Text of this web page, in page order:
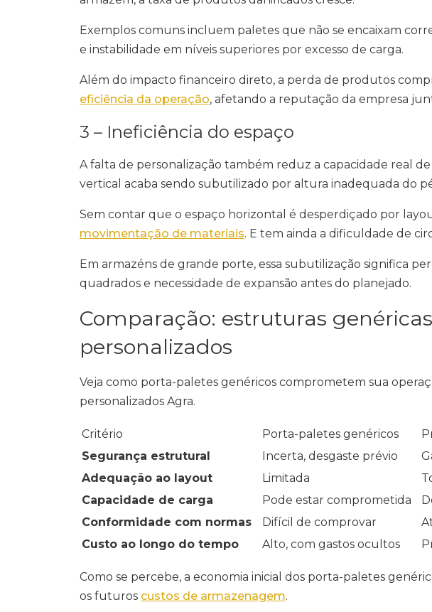
Exemplos comuns incluem paletes que não se encaixam
e instabilidade em níveis superiores por excesso de carga.
Além do impacto financeiro direto, a perda de produtos
eficiência da operação, afetando a reputação da empresa
3 – Ineficiência do espaço
A falta de personalização também reduz a capacidade real
vertical acaba sendo subutilizado por altura inadequada do
Sem contar que o espaço horizontal é desperdiçado por
movimentação de materiais. E tem ainda a dificuldade de
Em armazéns de grande porte, essa subutilização significa
quadrados e necessidade de expansão antes do planejado.
Comparação: estruturas
personalizados
Veja como porta-paletes genéricos comprometem sua
personalizados Agra.
Critério Porta-paletes genéricos
Segurança estrutural
Incerta, desgaste prévio
Adequação ao layout
Limitada
Capacidade de carga
Pode estar comprometida
Conformidade com normas
Difícil de comprovar
Custo ao longo do tempo
Alto, com gastos ocultos
Como se percebe, a economia inicial dos porta-paletes
os futuros custos de armazenagem.